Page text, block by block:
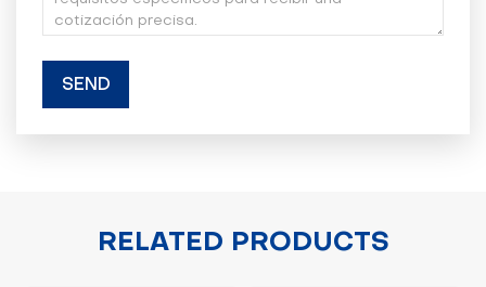
SEND
RELATED PRODUCTS